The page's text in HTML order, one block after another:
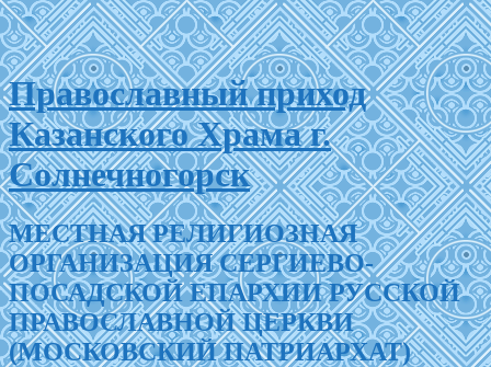
Православный приход
Казанского Храма г.
Солнечногорск
МЕСТНАЯ РЕЛИГИОЗНАЯ
ОРГАНИЗАЦИЯ СЕРГИЕВО-
ПОСАДСКОЙ ЕПАРХИИ РУССКОЙ
ПРАВОСЛАВНОЙ ЦЕРКВИ
(МОСКОВСКИЙ ПАТРИАРХАТ)